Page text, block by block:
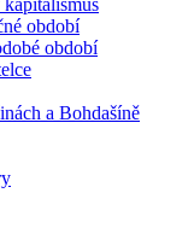
období
období
a Bohdašíně